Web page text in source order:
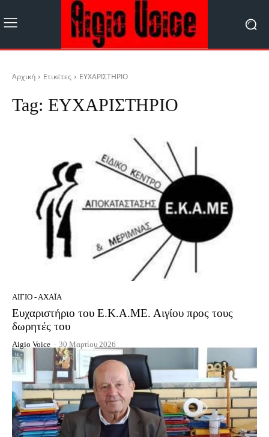
Αρχική Ετικέτες ΕΥΧΑΡΙΣΤΗΡΙΟ
Tag: ΕΥΧΑΡΙΣΤΗΡΙΟ
ΑΊΓΙΟ - ΑΧΑΪ́Α
Ευχαριστήριο του Ε.Κ.Α.ΜΕ. Αιγίου προς τους
δωρητές του
Aigio Voice - 30 Μαρτίου 2026